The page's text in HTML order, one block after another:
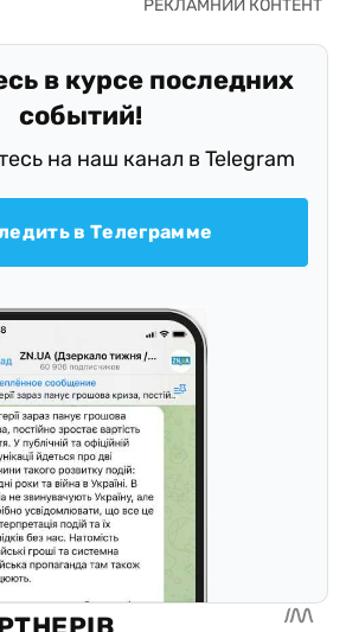
в курсе последних
событий!
на наш канал в Telegram
в Телеграмме